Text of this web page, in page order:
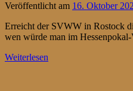
Veröffentlicht am 16. Oktober
Erreicht der SVWW in Rostock
wen würde man im
Weiterlesen